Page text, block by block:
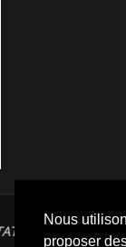
Nous
proposer
/ TRIATHLON